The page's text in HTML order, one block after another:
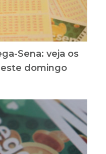
Sena: veja os
domingo